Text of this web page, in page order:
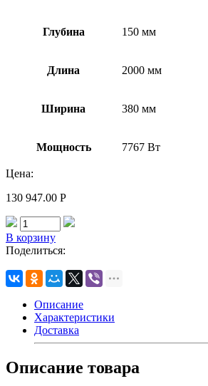
Глубина 150 мм
Длина 2000 мм
Ширина 380 мм
Мощность 7767 Вт
Цена:
130 947.00 Р
В корзину
Поделиться:
Описание
Характеристики
Доставка
Описание товара